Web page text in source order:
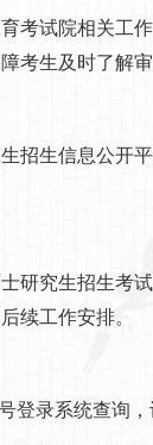
试院相关工作
考生及时了解
生信息公开平
究生招生考试
续工作安排。
录系统查询，